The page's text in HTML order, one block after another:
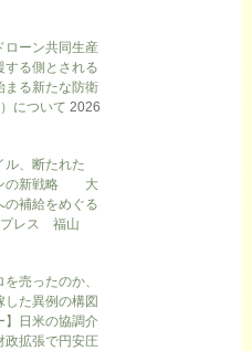
ローン共同生産
る側とされる
まる新たな防衛
について 2026
ル、断たれた
ンの新戦略 大
の補給をめぐる
プレス 福山
売ったのか、
した異例の構図
】日米の協調介
政拡張で円安圧